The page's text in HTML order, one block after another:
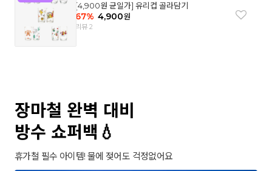
[4,900원 균일가] 유리컵 골라담기
67% 4,900원
리뷰 2
장마철 완벽 대비
방수 쇼퍼백💧
휴가철 필수 아이템! 물에 젖어도 걱정없어요